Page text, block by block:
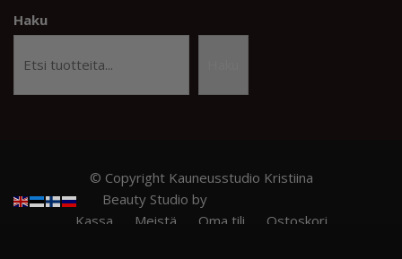
Haku
© Copyright Kauneusstudio Kristiina
Beauty Studio by
Kassa
Meistä Oma tili
Ostoskori